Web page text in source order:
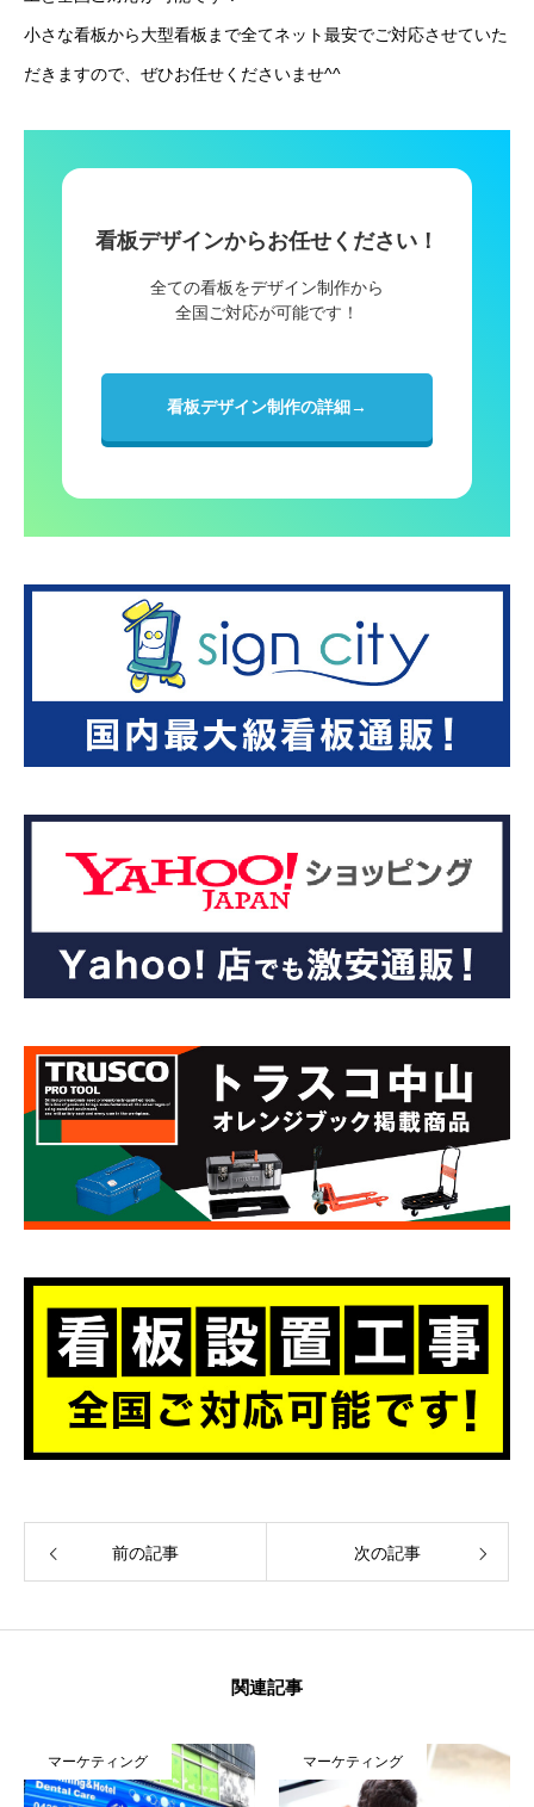
小さな看板から大型看板まで全てネット最安でご対応させていた
だきますので、ぜひお任せくださいませ^^
看板デザインからお任せください！
全ての看板をデザイン制作から
全国ご対応が可能です！
看板デザイン制作の詳細→
前の記事 次の記事
関連記事
マーケティング マーケティング